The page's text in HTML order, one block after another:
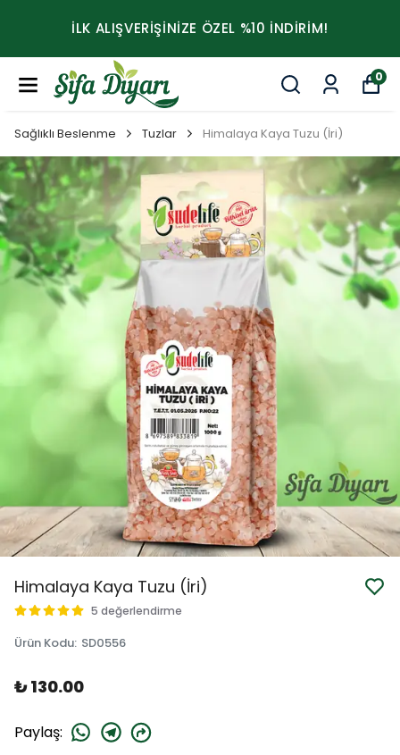
İLK ALIŞVERİŞİNİZE ÖZEL %10 İNDİRİM!
0
Sağlıklı Beslenme Tuzlar Himalaya Kaya Tuzu (İri)
Himalaya Kaya Tuzu (İri)
5 değerlendirme
Ürün Kodu: SD0556
₺ 130.00
Paylaş: